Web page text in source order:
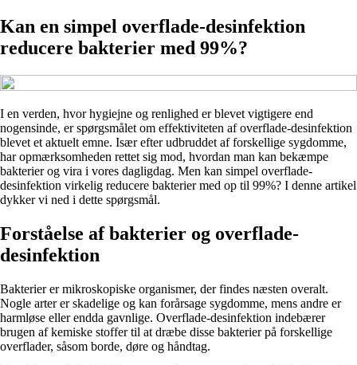
Kan en simpel overflade-desinfektion
reducere bakterier med 99%?
I en verden, hvor hygiejne og renlighed er blevet vigtigere end
nogensinde, er spørgsmålet om effektiviteten af overflade-desinfektion
blevet et aktuelt emne. Især efter udbruddet af forskellige sygdomme,
har opmærksomheden rettet sig mod, hvordan man kan bekæmpe
bakterier og vira i vores dagligdag. Men kan simpel overflade-
desinfektion virkelig reducere bakterier med op til 99%? I denne artikel
dykker vi ned i dette spørgsmål.
Forståelse af bakterier og overflade-
desinfektion
Bakterier er mikroskopiske organismer, der findes næsten overalt.
Nogle arter er skadelige og kan forårsage sygdomme, mens andre er
harmløse eller endda gavnlige. Overflade-desinfektion indebærer
brugen af kemiske stoffer til at dræbe disse bakterier på forskellige
overflader, såsom borde, døre og håndtag.